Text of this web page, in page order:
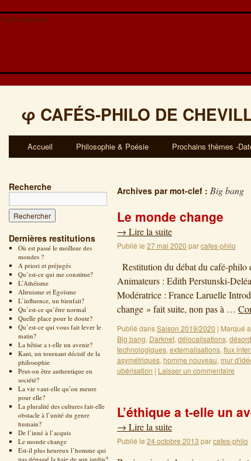
Veuillez patienter...
φ CAFÉS-PHILO DE
Accueil Philosophie & Poésie Prochains thèmes -
Recherche
Dernières restitutions
Où est passé le meilleur des
mondes ?
A priori et préjugés
Qu’est-ce qui me constitue?
L’Athéisme
Altruisme et Egoïsme
L’influence, un bienfait?
Qu’est-ce qu’être normal
Quelle place pour le doute?
Qu’est-ce qui vous fait lever le
matin?
La bêtise a t-elle un avenir?
Kant, un tournant décisif de la
philosophie
Peut-on être authentique en
société?
La vie vaut-elle qu’on meure
pour elle?
La pluralité des cultures fait-elle
obstacle à l’unité du genre
humain?
De l’inné à l’acquis
Le monde change
Est-il plus heureux l’homme qui
pas dépassé la haie de son jardin?
Archives par mot-clef : Big bang
Le monde change
→ Lire la suite
Publié le 27 mai 2020 parcafes-philo
Restitution du débat du café-
Animateurs : Edith Perstunski-
Modératrice : France Laruelle
change » fait suite, non pas à …
Publié dansSaison 2019/2020 | Marqué
Big bang, Darknet, délocalisations,
technologiques, externalisations, flux
asymétriques, homme nouveau, mur
ubérisation | Laisser un commentaire
L’éthique a t-elle un
→ Lire la suite
Publié le 24 octobre 2013 parcafes-philo